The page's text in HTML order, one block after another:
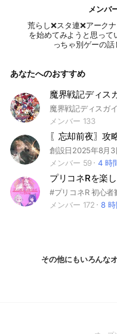
メンバ
荒らし❌スタ連❌アーク
を始めてみようと思って
っちゃ別ゲーの話
あなたへのおすすめ
魔界戦記ディス
魔界戦記ディスガ
メンバー 133
〖忘却前夜〗攻
メンバー 59
4 時
メンバー 172
8
その他にもいろんな